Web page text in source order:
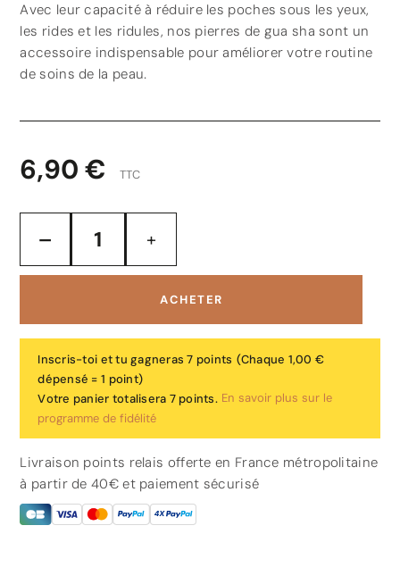
Avec leur capacité à réduire les poches sous les yeux,
les rides et les ridules, nos pierres de gua sha sont un
accessoire indispensable pour améliorer votre routine
de soins de la peau.
6,90 € TTC
ACHETER
Inscris-toi et tu gagneras 7 points (Chaque 1,00 €
dépensé = 1 point)
Votre panier totalisera 7 points. En savoir plus sur le
programme de fidélité
Livraison points relais offerte en France métropolitaine
à partir de 40€ et paiement sécurisé